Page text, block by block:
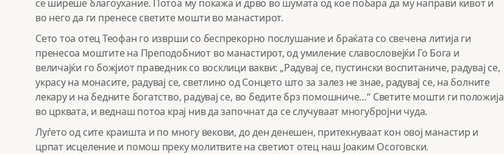
се ширеше благоухание. Потоа му покажа и дрво во шумата од кое побара да му направи кивот и
во него да ги пренесе светите мошти во манастирот.
Сето тоа отец Теофан го изврши со беспрекорно послушание и браќата со свечена литија ги
пренесоа моштите на Преподобниот во манастирот, од умиление славословејќи Го Бога и
величајќи го божјиот праведник со восклици вакви: „Радувај се, пустински воспитаниче, радувај се,
украсу на монасите, радувај се, светлино од Сонцето што за залез не знае, радувај се, на болните
лекару и на бедните богатство, радувај се, во бедите брз помошниче…“ Светите мошти ги положија
во црквата, и веднаш потоа крај нив да започнат да се случуваат многубројни чуда.
Луѓето од сите краишта и по многу векови, до ден денешен, притекнуваат кон овој манастир и
црпат исцеление и помош преку молитвите на светиот отец наш Јоаким Осоговски.